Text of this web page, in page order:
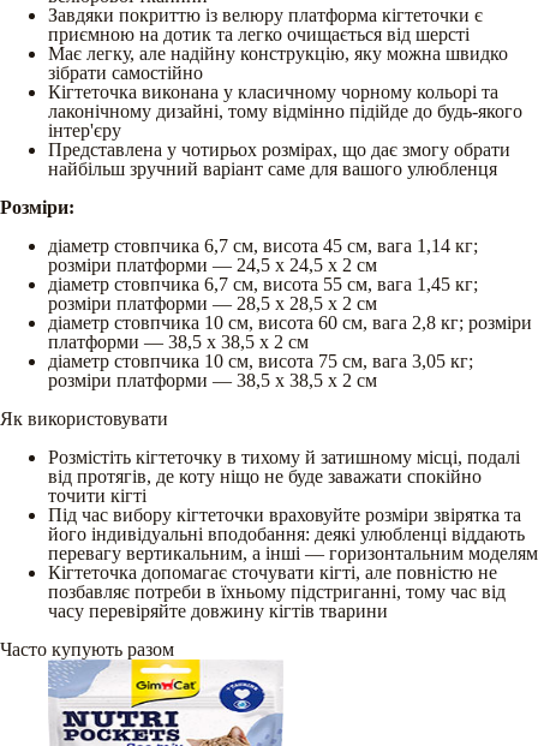
Завдяки покриттю із велюру платформа кігтеточки є
приємною на дотик та легко очищається від шерсті
Має легку, але надійну конструкцію, яку можна швидко
зібрати самостійно
Кігтеточка виконана у класичному чорному кольорі та
лаконічному дизайні, тому відмінно підійде до будь-якого
інтер'єру
Представлена у чотирьох розмірах, що дає змогу обрати
найбільш зручний варіант саме для вашого улюбленця
Розміри:
діаметр стовпчика 6,7 см, висота 45 см, вага 1,14 кг;
розміри платформи — 24,5 х 24,5 х 2 см
діаметр стовпчика 6,7 см, висота 55 см, вага 1,45 кг;
розміри платформи — 28,5 х 28,5 х 2 см
діаметр стовпчика 10 см, висота 60 см, вага 2,8 кг; розміри
платформи — 38,5 х 38,5 х 2 см
діаметр стовпчика 10 см, висота 75 см, вага 3,05 кг;
розміри платформи — 38,5 х 38,5 х 2 см
Як використовувати
Розмістіть кігтеточку в тихому й затишному місці, подалі
від протягів, де коту ніщо не буде заважати спокійно
точити кігті
Під час вибору кігтеточки враховуйте розміри звірятка та
його індивідуальні вподобання: деякі улюбленці віддають
перевагу вертикальним, а інші — горизонтальним моделям
Кігтеточка допомагає сточувати кігті, але повністю не
позбавляє потреби в їхньому підстриганні, тому час від
часу перевіряйте довжину кігтів тварини
Часто купують разом